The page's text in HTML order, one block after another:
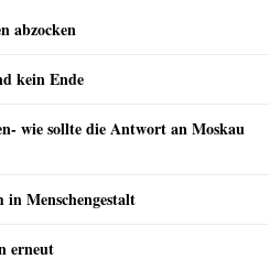
abzocken
kein Ende
wie sollte die Antwort an Moskau
in Menschengestalt
erneut